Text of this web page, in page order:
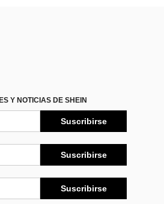
Y NOTICIAS DE SHEIN
Suscribirse
Suscribirse
Suscribirse